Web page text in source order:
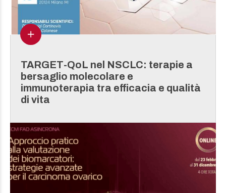
TARGET-QoL nel NSCLC: terapie a
bersaglio molecolare e
immunoterapia tra efficacia e qualità